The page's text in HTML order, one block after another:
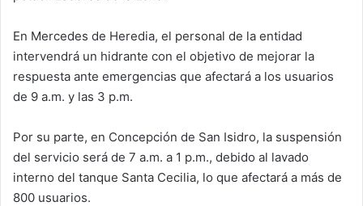
En Mercedes de Heredia, el personal de la entidad
intervendrá un hidrante con el objetivo de mejorar la
respuesta ante emergencias que afectará a los usuarios
de 9 a.m. y las 3 p.m.
Por su parte, en Concepción de San Isidro, la suspensión
del servicio será de 7 a.m. a 1 p.m., debido al lavado
interno del tanque Santa Cecilia, lo que afectará a más de
800 usuarios.